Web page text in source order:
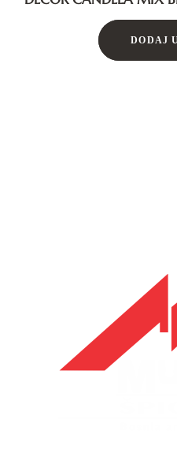
DODAJ